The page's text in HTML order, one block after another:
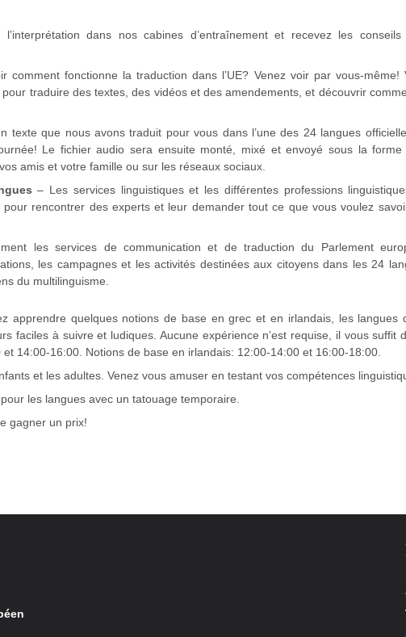
dans nos cabines d’entraînement et recevez les conseils
comment fonctionne la traduction dans l’UE? Venez voir par vous-même!
traduire des textes, des vidéos et des amendements, et découvrir
texte que nous avons traduit pour vous dans l’une des 24 langues
Le fichier audio sera ensuite monté, mixé et envoyé sous la forme
amis et votre famille ou sur les réseaux sociaux.
– Les services linguistiques et les différentes professions
rencontrer des experts et leur demander tout ce que vous voulez
les services de communication et de traduction du Parlement
les campagnes et les activités destinées aux citoyens dans les 24
du multilinguisme.
apprendre quelques notions de base en grec et en irlandais, les langues
faciles à suivre et ludiques. Aucune expérience n’est requise, il vous suffit
14:00-16:00. Notions de base en irlandais: 12:00-14:00 et 16:00-18:00.
et les adultes. Venez vous amuser en testant vos compétences
les langues avec un tatouage temporaire.
gagner un prix!